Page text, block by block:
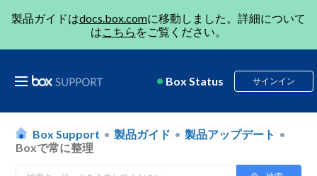
製品ガイドはdocs.box.comに移動しました。詳細について
はこちら をご覧ください。
Box Status サインイン
Box Support 製品ガイド
製品アップデート
Boxで常に整理